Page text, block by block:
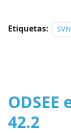
Etiquetas: SVN
ODSEE
42.2